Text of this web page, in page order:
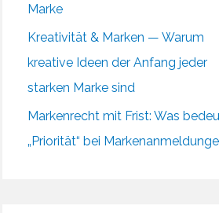
Marke
Kreativität & Marken — Warum
kreative Ideen der Anfang jeder
starken Marke sind
Markenrecht mit Frist: Was
„Priorität“ bei